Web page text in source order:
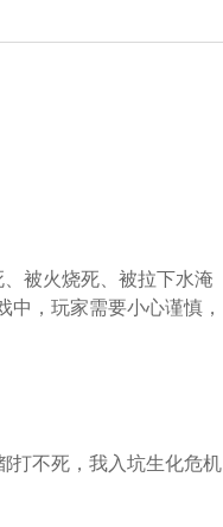
被火烧死、被拉下水淹
，玩家需要小心谨慎，
打不死，我入坑生化危机